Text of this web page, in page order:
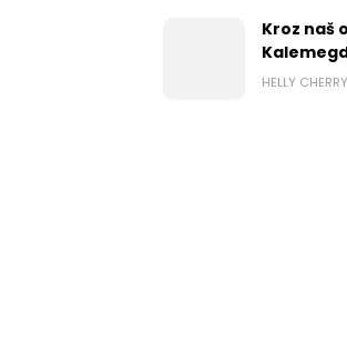
Kroz naš
HELLY CHERRY